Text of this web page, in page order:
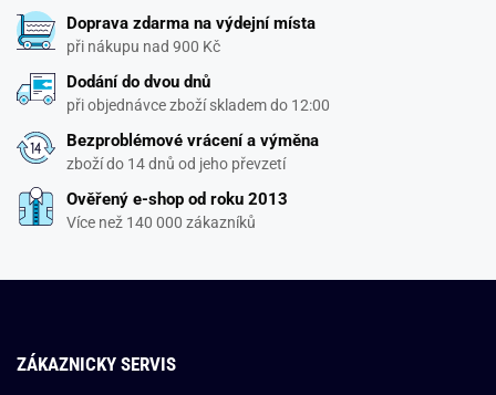
Doprava zdarma na výdejní místa
při nákupu nad 900 Kč
Dodání do dvou dnů
při objednávce zboží skladem do 12:00
Bezproblémové vrácení a výměna
zboží do 14 dnů od jeho převzetí
Ověřený e-shop od roku 2013
Více než 140 000 zákazníků
ZÁKAZNICKY SERVIS